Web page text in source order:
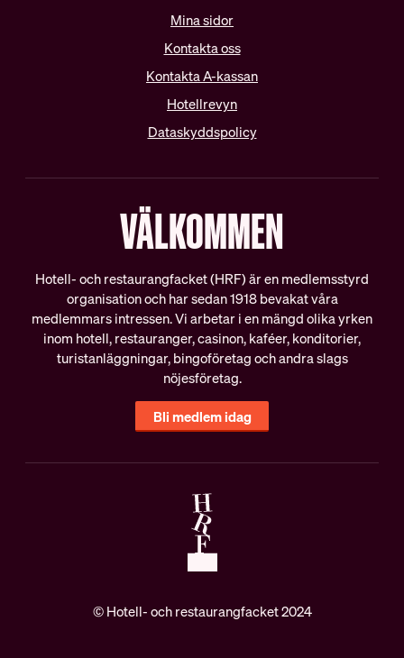
Mina sidor
Kontakta oss
Kontakta A-kassan
Hotellrevyn
Dataskyddspolicy
VÄLKOMMEN
Hotell- och restaurangfacket (HRF) är en medlemsstyrd
organisation och har sedan 1918 bevakat våra
medlemmars intressen. Vi arbetar i en mängd olika yrken
inom hotell, restauranger, casinon, kaféer, konditorier,
turistanläggningar, bingoföretag och andra slags
nöjesföretag.
Bli medlem idag
© Hotell- och restaurangfacket 2024